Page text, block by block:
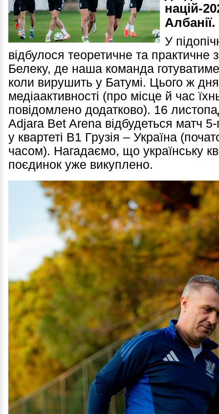
націй-
Албанії.
У
відбулося теоретичне та практичне
Белеку, де наша команда
коли вирушить у Батумі. Цього ж
медіаактивності (про місце й час
повідомлено додатково). 16
Adjara Bet Arena відбудеться матч
у квартеті В1 Грузія – Україна
часом). Нагадаємо, що українську
поєдинок уже викуплено.